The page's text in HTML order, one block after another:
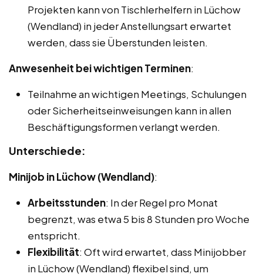
Projekten kann von Tischlerhelfern in Lüchow
(Wendland) in jeder Anstellungsart erwartet
werden, dass sie Überstunden leisten.
Anwesenheit bei wichtigen Terminen:
Teilnahme an wichtigen Meetings, Schulungen
oder Sicherheitseinweisungen kann in allen
Beschäftigungsformen verlangt werden.
Unterschiede:
Minijob in Lüchow (Wendland):
Arbeitsstunden: In der Regel pro Monat
begrenzt, was etwa 5 bis 8 Stunden pro Woche
entspricht.
Flexibilität: Oft wird erwartet, dass Minijobber
in Lüchow (Wendland) flexibel sind, um